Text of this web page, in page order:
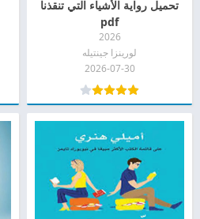
تحميل رواية الأشياء التي تنقذنا
pdf
2026
لورينزا جينتيله
2026-07-30